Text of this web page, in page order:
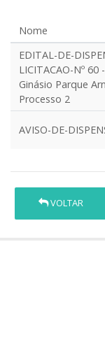
Nome
EDITAL-DE-
LICITACAO-Nº 60
Ginásio Parque
Processo 2
AVISO-DE-
VOLTAR